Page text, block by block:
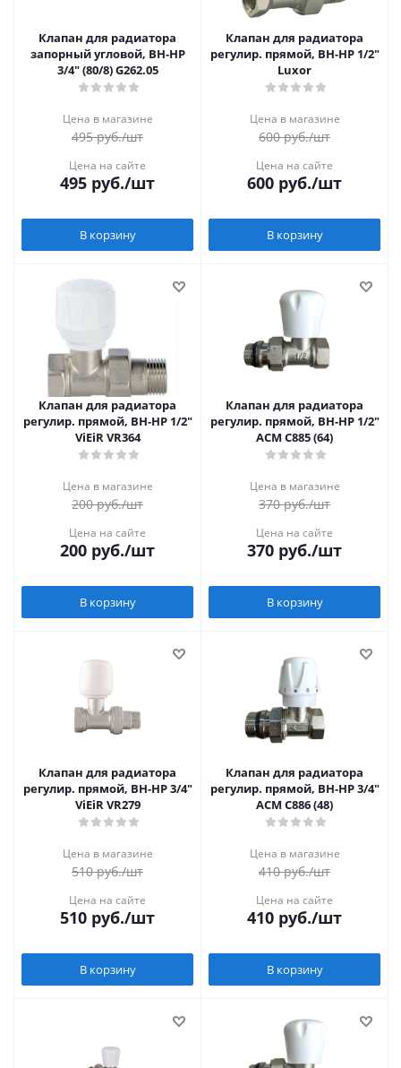
Клапан для радиатора
запорный угловой, ВН-НР
3/4" (80/8) G262.05
Цена в магазине
495руб./шт
Цена на сайте
495 руб./шт
В корзину
Клапан для радиатора
регулир. прямой, ВН-НР 1/2"
Luxor
Цена в магазине
600руб./шт
Цена на сайте
600 руб./шт
В корзину
Клапан для радиатора
регулир. прямой, ВН-НР 1/2"
ViEiR VR364
Цена в магазине
200руб./шт
Цена на сайте
200 руб./шт
В корзину
Клапан для радиатора
регулир. прямой, ВН-НР 1/2"
АСМ С885 (64)
Цена в магазине
370руб./шт
Цена на сайте
370 руб./шт
В корзину
Клапан для радиатора
регулир. прямой, ВН-НР 3/4"
ViEiR VR279
Цена в магазине
510руб./шт
Цена на сайте
510 руб./шт
В корзину
Клапан для радиатора
регулир. прямой, ВН-НР 3/4"
АСМ С886 (48)
Цена в магазине
410руб./шт
Цена на сайте
410 руб./шт
В корзину